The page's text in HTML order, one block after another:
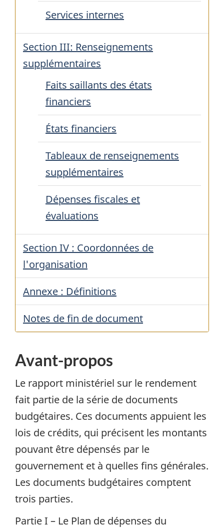
Services internes
Section III: Renseignements
supplémentaires
Faits saillants des états
financiers
États financiers
Tableaux de renseignements
supplémentaires
Dépenses fiscales et
évaluations
Section IV : Coordonnées de
l'organisation
Annexe : Définitions
Notes de fin de document
Avant-propos
Le rapport ministériel sur le rendement
fait partie de la série de documents
budgétaires. Ces documents appuient les
lois de crédits, qui précisent les montants
pouvant être dépensés par le
gouvernement et à quelles fins générales.
Les documents budgétaires comptent
trois parties.
Partie I – Le Plan de dépenses du